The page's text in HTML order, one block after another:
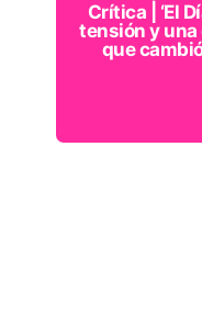
Crítica | ‘El
tensión y
que